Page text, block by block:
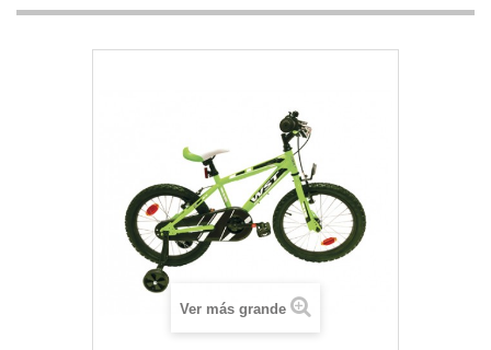
Ver más grande